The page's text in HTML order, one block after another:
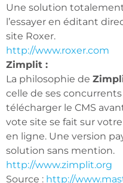
Une solution
l’essayer en éditant
site Roxer.
http://www.roxer.com
Zimplit :
La philosophie de
celle de ses
télécharger le CMS
vote site se fait sur
en ligne. Une version
solution sans mention.
http://www.zimplit.org
Source : http://